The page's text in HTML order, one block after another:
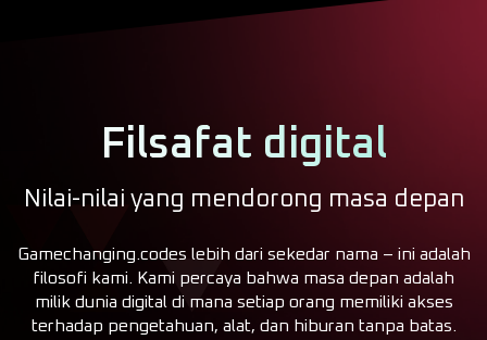
Filsafat digital
Nilai-nilai yang mendorong masa depan
Gamechanging.codes lebih dari sekedar nama – ini adalah
filosofi kami. Kami percaya bahwa masa depan adalah
milik dunia digital di mana setiap orang memiliki akses
terhadap pengetahuan, alat, dan hiburan tanpa batas.